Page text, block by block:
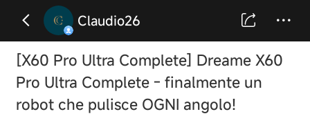
Claudio26
[X60 Pro Ultra Complete] Dreame X60
Pro Ultra Complete - finalmente un
robot che pulisce OGNI angolo!